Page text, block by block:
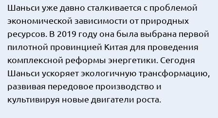
Шаньси уже давно сталкивается с проблемой
экономической зависимости от природных
ресурсов. В 2019 году она была выбрана первой
пилотной провинцией Китая для проведения
комплексной реформы энергетики. Сегодня
Шаньси ускоряет экологичную трансформацию,
развивая передовое производство и
культивируя новые двигатели роста.